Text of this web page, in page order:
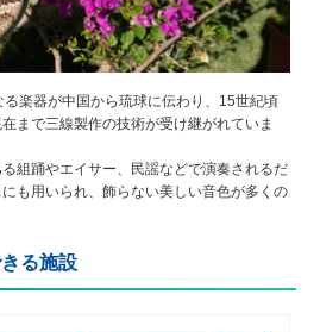
楽器が中国から琉球に伝わり、15世紀頃
まで三線製作の技術が受け継がれていま
組踊やエイサー、民謡などで演奏されるだ
も用いられ、飾らない美しい音色が多くの
る施設